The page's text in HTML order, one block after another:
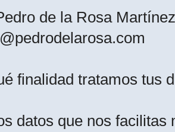
de la Rosa Martínez
finalidad tratamos tus
datos que nos